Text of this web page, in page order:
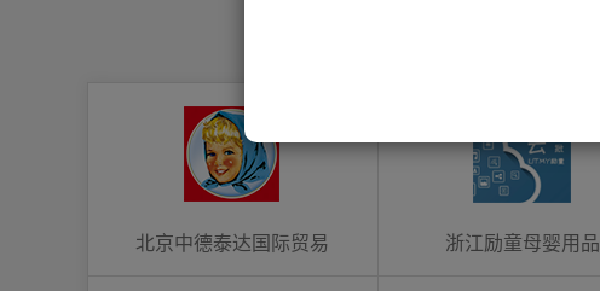
北京中德泰达国际贸易 浙江励童母婴用品